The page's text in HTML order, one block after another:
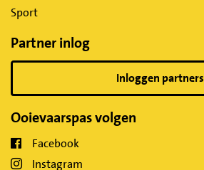
Sport
Partner inlog
Inloggen partners
Ooievaarspas volgen
Facebook
Instagram